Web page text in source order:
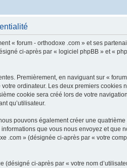
« forum - orthodoxe .com » et ses
ci-après par « logiciel phpBB » et «
Premièrement, en naviguant sur «
ordinateur. Les deux premiers
cookie sera créé lors de votre
qu’utilisateur.
pouvons également créer une
que vous nous envoyez et
.com » (désignée ci-après par « votre
ci-après par « votre nom